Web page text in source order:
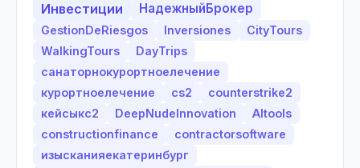
Инвестиции НадежныйБрокер
GestionDeRiesgos Inversiones
CityTours
WalkingTours
DayTrips
санаторнокурортноелечение
курортноелечение
cs2
counterstrike2
кейсыкс2
DeepNudeInnovation
AItools
constructionfinance
contractorsoftware
изысканияекатеринбург